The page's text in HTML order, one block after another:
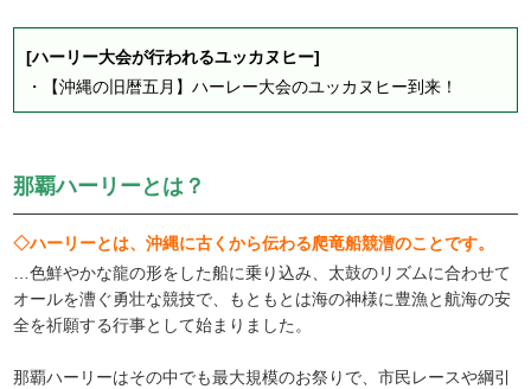
[ハーリー大会が行われるユッカヌヒー]
・
【沖縄の旧暦五月】ハーレー大会のユッカヌヒー到来！
那覇ハーリーとは？
◇ハーリーとは、沖縄に古くから伝わる爬竜船競漕のことです。
…色鮮やかな龍の形をした船に乗り込み、太鼓のリズムに合わせて
オールを漕ぐ勇壮な競技で、もともとは海の神様に豊漁と航海の安
全を祈願する行事として始まりました。
那覇ハーリーはその中でも最大規模のお祭りで、市民レースや綱引